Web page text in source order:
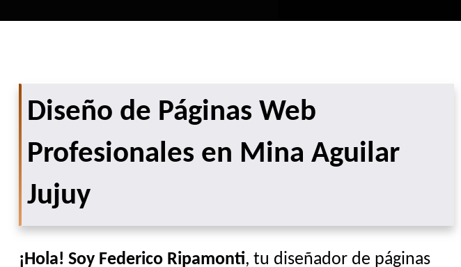
Diseño de Páginas Web
Profesionales en Mina Aguilar
Jujuy
¡Hola! Soy Federico Ripamonti, tu diseñador de páginas